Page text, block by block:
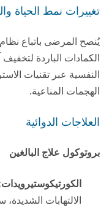
تغييرات نمط الحياة
يُنصح المرضى باتباع
الكمادات الباردة
النفسية عبر تقنيات
الهجمات المناعية.
العلاجات الدوائية
بروتوكول علاج البالغين
الالتهابات